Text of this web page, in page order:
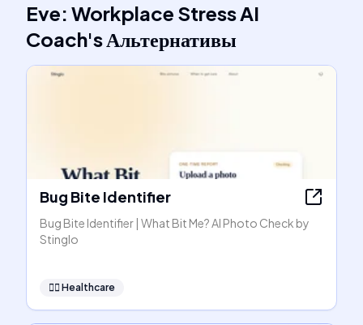
Eve: Workplace Stress AI
Coach'sАльтернативы
Bug Bite Identifier
Bug Bite Identifier | What Bit Me? AI Photo Check by
Stinglo
👩‍⚕️ Healthcare